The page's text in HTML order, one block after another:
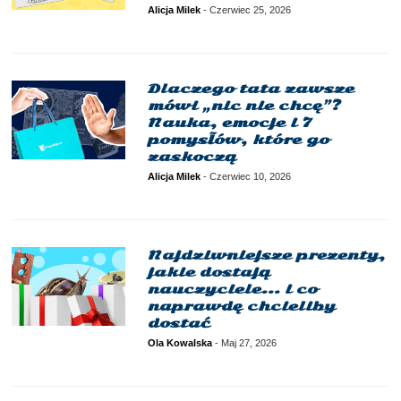
Alicja Milek - Czerwiec 25, 2026
Dlaczego tata zawsze
mówi „nic nie chcę”?
Nauka, emocje i 7
pomysłów, które go
zaskoczą
Alicja Milek - Czerwiec 10, 2026
Najdziwniejsze prezenty,
jakie dostają
nauczyciele… i co
naprawdę chcieliby
dostać
Ola Kowalska - Maj 27, 2026